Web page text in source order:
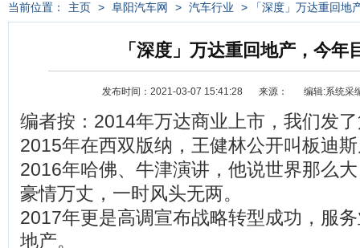
资讯
当前位置： 主页 > 阜阳汽车网 > 汽车行业 > 「深度」万达重回地
「深度」万达重回地产，今年
发布时间：2021-03-07 15:41:28 来源： 编辑:系统采
编者按：2014年万达商业上市，我们发
2015年在西双版纳，王健林公开叫板迪
2016年哈佛、牛津演讲，他说世界那么
豪情万丈，一时风头无两。
2017年更是高调宣布战略转型成功，服
地产。